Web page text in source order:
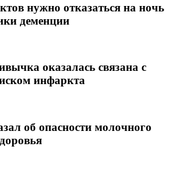
нужно отказаться на ночь
деменции
оказалась связана с
инфаркта
об опасности молочного